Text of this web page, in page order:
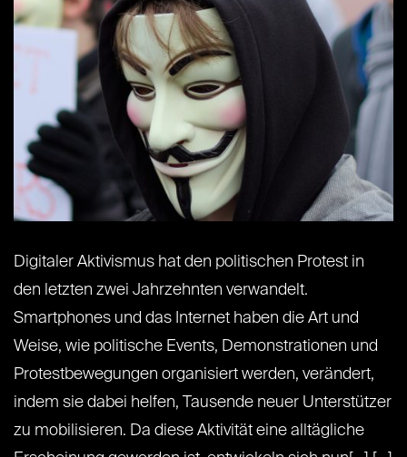
Digitaler Aktivismus hat den politischen Protest in
den letzten zwei Jahrzehnten verwandelt.
Smartphones und das Internet haben die Art und
Weise, wie politische Events, Demonstrationen und
Protestbewegungen organisiert werden, verändert,
indem sie dabei helfen, Tausende neuer Unterstützer
zu mobilisieren. Da diese Aktivität eine alltägliche